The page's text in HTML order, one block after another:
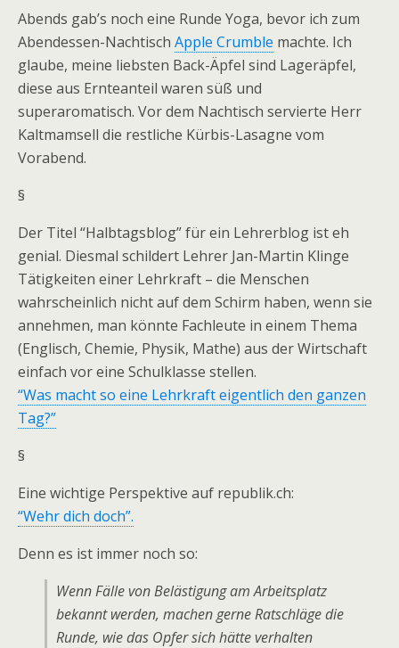
Abends gab’s noch eine Runde Yoga, bevor ich zum
Abendessen-Nachtisch Apple Crumble machte. Ich
glaube, meine liebsten Back-Äpfel sind Lageräpfel,
diese aus Ernteanteil waren süß und
superaromatisch. Vor dem Nachtisch servierte Herr
Kaltmamsell die restliche Kürbis-Lasagne vom
Vorabend.
§
Der Titel “Halbtagsblog” für ein Lehrerblog ist eh
genial. Diesmal schildert Lehrer Jan-Martin Klinge
Tätigkeiten einer Lehrkraft – die Menschen
wahrscheinlich nicht auf dem Schirm haben, wenn sie
annehmen, man könnte Fachleute in einem Thema
(Englisch, Chemie, Physik, Mathe) aus der Wirtschaft
einfach vor eine Schulklasse stellen.
“Was macht so eine Lehrkraft eigentlich den ganzen
Tag?”
§
Eine wichtige Perspektive auf republik.ch:
“Wehr dich doch”.
Denn es ist immer noch so:
Wenn Fälle von Belästigung am Arbeits­platz
bekannt werden, machen gerne Ratschläge die
Runde, wie das Opfer sich hätte verhalten